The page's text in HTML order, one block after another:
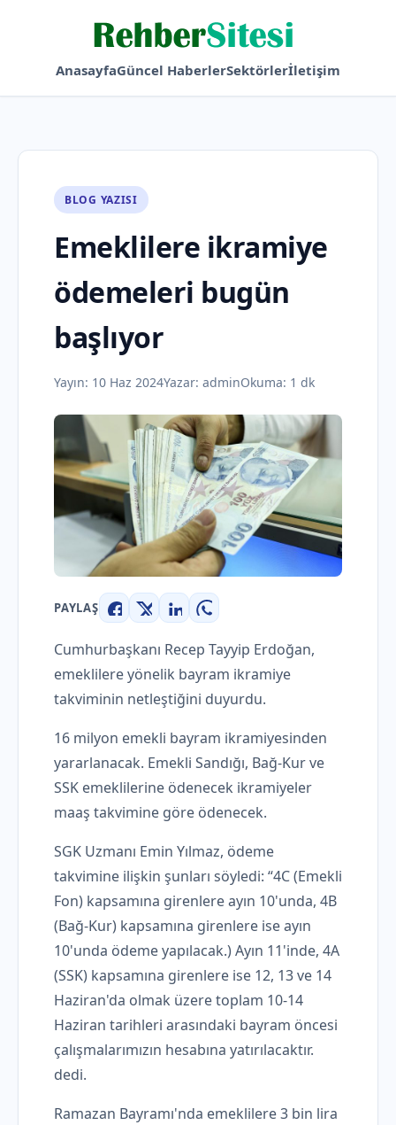
AnasayfaGüncel HaberlerSektörlerİletişim
BLOG YAZISI
Emeklilere ikramiye
ödemeleri bugün
başlıyor
Yayın: 10 Haz 2024Yazar: adminOkuma: 1 dk
PAYLAŞ
Facebook
X LinkedInWhatsApp
Cumhurbaşkanı Recep Tayyip Erdoğan,
emeklilere yönelik bayram ikramiye
takviminin netleştiğini duyurdu.
16 milyon emekli bayram ikramiyesinden
yararlanacak. Emekli Sandığı, Bağ-Kur ve
SSK emeklilerine ödenecek ikramiyeler
maaş takvimine göre ödenecek.
SGK Uzmanı Emin Yılmaz, ödeme
takvimine ilişkin şunları söyledi: “4C (Emekli
Fon) kapsamına girenlere ayın 10'unda, 4B
(Bağ-Kur) kapsamına girenlere ise ayın
10'unda ödeme yapılacak.) Ayın 11'inde, 4A
(SSK) kapsamına girenlere ise 12, 13 ve 14
Haziran'da olmak üzere toplam 10-14
Haziran tarihleri ​​arasındaki bayram öncesi
çalışmalarımızın hesabına yatırılacaktır.
dedi.
Ramazan Bayramı'nda emeklilere 3 bin lira